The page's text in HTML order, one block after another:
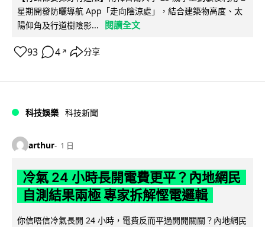
星期開發防曬導航 App「走向陰涼處」，結合建築物高度、太
陽仰角及行道樹陰影...
閱讀全文
93 4 ↗ 分享
科技娛樂 科技新聞
arthur 1 日
冷氣 24 小時長開電費更平？內地網民
自測結果兩極 專家拆解慳電邏輯
你信唔信冷氣長開 24 小時，電費反而平過開開關關？內地網民